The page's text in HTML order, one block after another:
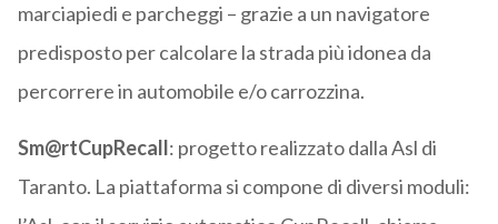
marciapiedi e parcheggi – grazie a un navigatore
predisposto per calcolare la strada più idonea da
percorrere in automobile e/o carrozzina.
Sm@rtCupRecall: progetto realizzato dalla Asl di
Taranto. La piattaforma si compone di diversi moduli: